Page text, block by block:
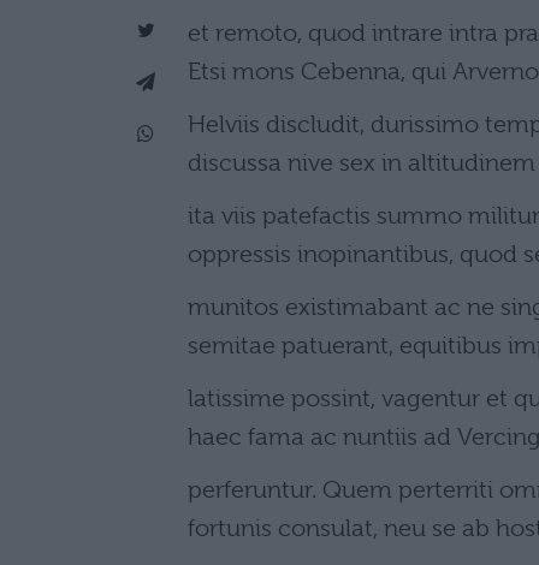
et remoto, quod intrare intra
Etsi mons Cebenna, qui
Helviis discludit, durissimo
discussa nive sex in
ita viis patefactis summo
oppressis inopinantibus, quod
munitos existimabant ac ne
semitae patuerant, equitibus
latissime possint, vagentur et
haec fama ac nuntiis ad
perferuntur. Quem perterriti
fortunis consulat, neu se ab